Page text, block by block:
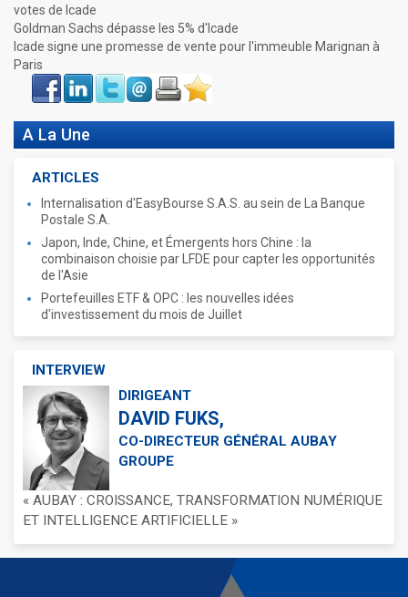
votes de Icade
Goldman Sachs dépasse les 5% d'Icade
Icade signe une promesse de vente pour l'immeuble Marignan à
Paris
Face
book
LinkIn Twitter Envoyer ImprimerFavoris
A La Une
ARTICLES
Internalisation d'EasyBourse S.A.S. au sein de La Banque
Postale S.A.
Japon, Inde, Chine, et Émergents hors Chine : la
combinaison choisie par LFDE pour capter les opportunités
de l'Asie
Portefeuilles ETF & OPC : les nouvelles idées
d'investissement du mois de Juillet
INTERVIEW
DIRIGEANT
DAVID FUKS,
CO-DIRECTEUR GÉNÉRAL AUBAY
GROUPE
« AUBAY : CROISSANCE, TRANSFORMATION NUMÉRIQUE
ET INTELLIGENCE ARTIFICIELLE »